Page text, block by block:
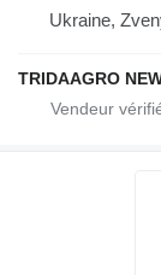
Ukraine,
TRIDAAGRO